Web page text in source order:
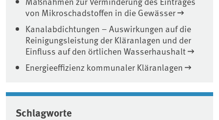
von Mikroschadstoffen in die Gewässer
Kanalabdichtungen – Auswirkungen auf die
Reinigungsleistung der Kläranlagen und der
Einfluss auf den örtlichen Wasserhaushalt
Energieeffizienz kommunaler Kläranlagen
Schlagworte